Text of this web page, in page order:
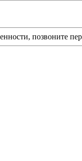
позвоните